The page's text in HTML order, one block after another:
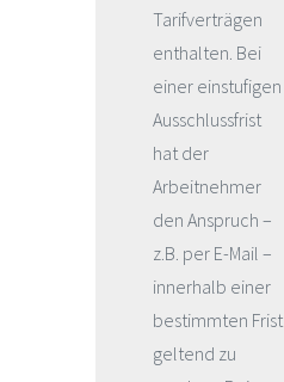
Tarifverträgen
enthalten. Bei
einer einstufigen
Ausschlussfrist
hat der
Arbeitnehmer
den Anspruch –
z.B. per E-Mail –
innerhalb einer
bestimmten Frist
geltend zu